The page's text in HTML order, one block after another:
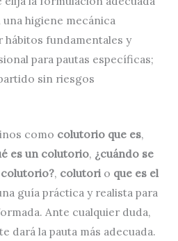
higiene mecánica
fundamentales y
para pautas específicas;
sin riesgos
como colutorio que es,
es un colutorio, ¿cuándo se
, colutorio que es el
guía práctica y realista para
Ante cualquier duda,
dará la pauta más adecuada.